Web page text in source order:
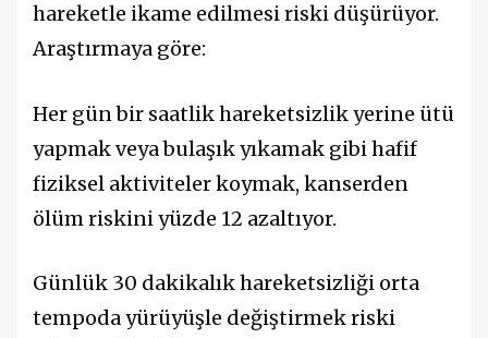
hareketle ikame edilmesi riski düşürüyor.
Araştırmaya göre:
Her gün bir saatlik hareketsizlik yerine ütü
yapmak veya bulaşık yıkamak gibi hafif
fiziksel aktiviteler koymak, kanserden
ölüm riskini yüzde 12 azaltıyor.
Günlük 30 dakikalık hareketsizliği orta
tempoda yürüyüşle değiştirmek riski